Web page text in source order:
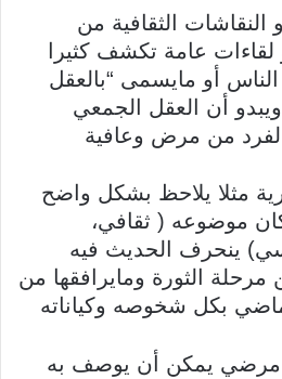
النقاشات الثقافية من
عامة تكشف كثيرا
أو مايسمى “بالعقل
أن العقل الجمعي
من مرض وعافية
مثلا يلاحظ بشكل واضح
موضوعه ( ثقافي،
ينحرف الحديث فيه
الثورة ومايرافقها من
بكل شخوصه وكياناته
يمكن أن يوصف به